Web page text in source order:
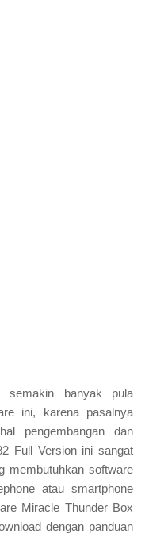
semakin banyak pula
ini, karena pasalnya
pengembangan dan
Full Version ini sangat
membutuhkan software
atau smartphone
Miracle Thunder Box
dengan panduan